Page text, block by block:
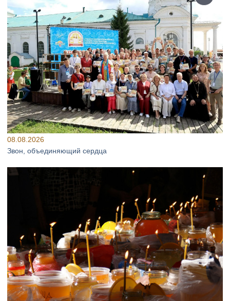
08.08.2026
Звон, объединяющий сердца